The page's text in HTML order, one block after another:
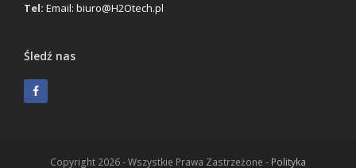
Tel: Email: biuro@H2Otech.pl
Śledź nas
Facebook
Copyright 2026 - Wszystkie Prawa Zastrzeżone - Polityka